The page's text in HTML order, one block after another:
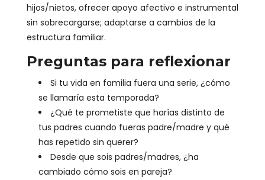
hijos/nietos, ofrecer apoyo afectivo e instrumental
sin sobrecargarse; adaptarse a cambios de la
estructura familiar.
Preguntas para reflexionar
Si tu vida en familia fuera una serie, ¿cómo
se llamaría esta temporada?
¿Qué te prometiste que harías distinto de
tus padres cuando fueras padre/madre y qué
has repetido sin querer?
Desde que sois padres/madres, ¿ha
cambiado cómo sois en pareja?